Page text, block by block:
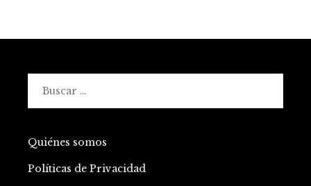
Quiénes somos
Políticas de Privacidad